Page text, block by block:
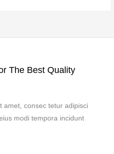
The Best Quality
amet, consec tetur adipisci
modi tempora incidunt